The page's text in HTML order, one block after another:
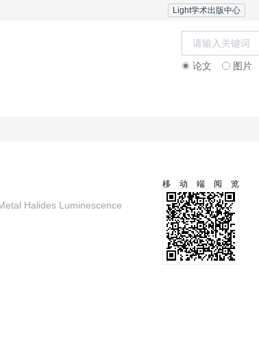
Light学术出版中心
论文 图片
Halides Luminescence
移动端阅览